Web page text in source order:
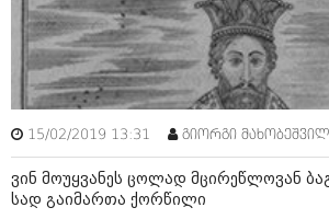
ოქტომბერი 2015 (204)
სექტემბერი 2015 (215)
აგვისტო 2015 (286)
ივლისი 2015 (173)
ივნისი 2015 (261)
აპრილი 2015 (208)
თებერვალი 2015 (286)
იანვარი 2015 (247)
15/02/2019 13:31 გიორგი
ვინ მოუყვანეს ცოლად მცირეწლოვან
სად გაიმართა ქორწილი